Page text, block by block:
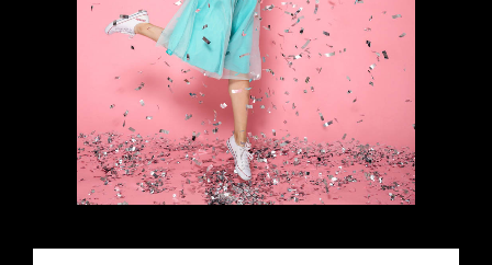
━ Planes